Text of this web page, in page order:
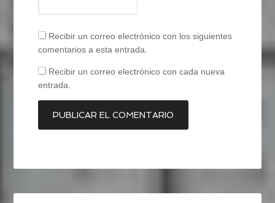
Recibir un correo electrónico con los siguientes
comentarios a esta entrada.
Recibir un correo electrónico con cada nueva
entrada.